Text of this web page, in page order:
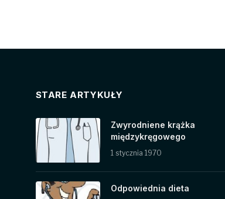
STARE ARTYKUŁY
Zwyrodniene krążka
międzykręgowego
1 stycznia 1970
Odpowiednia dieta